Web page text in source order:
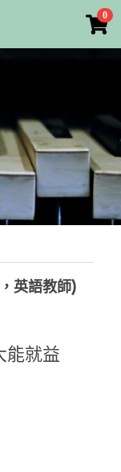
0
英語教師)
能就益
×